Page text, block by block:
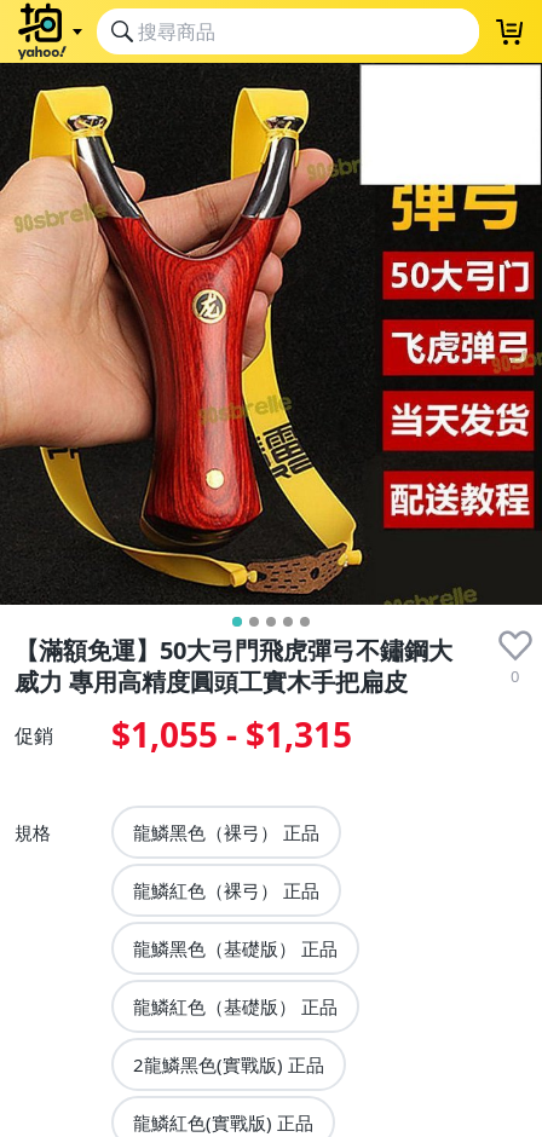
【滿額免運】50大弓門飛虎彈弓不鏽鋼大
威力 專用高精度圓頭工實木手把扁皮
0
促銷 $1,055 - $1,315
規格 龍鱗黑色（裸弓） 正品
龍鱗紅色（裸弓） 正品
龍鱗黑色（基礎版） 正品
龍鱗紅色（基礎版） 正品
2龍鱗黑色(實戰版) 正品
龍鱗紅色(實戰版) 正品